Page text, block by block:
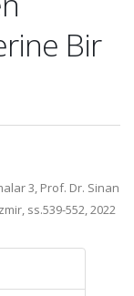
Bir
3, Prof. Dr. Sinan
ss.539-552, 2022